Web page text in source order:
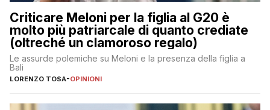
Criticare Meloni per la figlia al G20 è
molto più patriarcale di quanto crediate
(oltreché un clamoroso regalo)
Le assurde polemiche su Meloni e la presenza della figlia a
Bali
LORENZO TOSA-OPINIONI